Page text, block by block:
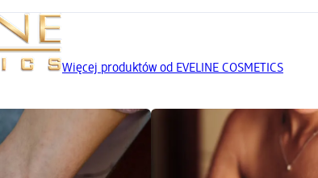
Więcej produktów od EVELINE COSMETICS